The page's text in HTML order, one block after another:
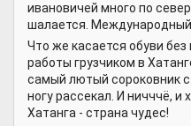
ивановичей много по
шалается. Международный
Что же касается обуви
работы грузчиком в
самый лютый сороковник
ногу рассекал. И ничччё, и
Хатанга - страна чудес!